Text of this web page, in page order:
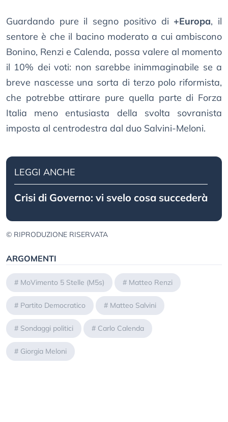
Guardando pure il segno positivo di +Europa, il
sentore è che il bacino moderato a cui ambiscono
Bonino, Renzi e Calenda, possa valere al momento
il 10% dei voti: non sarebbe inimmaginabile se a
breve nascesse una sorta di terzo polo riformista,
che potrebbe attirare pure quella parte di Forza
Italia meno entusiasta della svolta sovranista
imposta al centrodestra dal duo Salvini-Meloni.
LEGGI ANCHE
Crisi di Governo: vi svelo cosa succederà
© RIPRODUZIONE RISERVATA
ARGOMENTI
# MoVimento 5 Stelle (M5s) # Matteo Renzi
# Partito Democratico # Matteo Salvini
# Sondaggi politici # Carlo Calenda
# Giorgia Meloni